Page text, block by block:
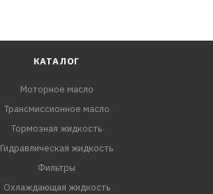
КАТАЛОГ
Моторное масло
Трансмиссионное масло
Тормозная жидкость
Гидравлическая жидкость
Фильтры
Охлаждающая жидкость